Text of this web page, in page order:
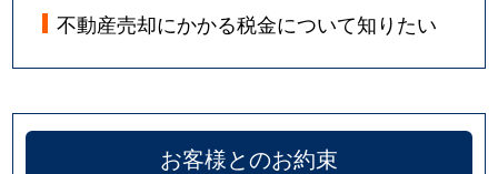
不動産売却にかかる税金について知りたい
お客様とのお約束